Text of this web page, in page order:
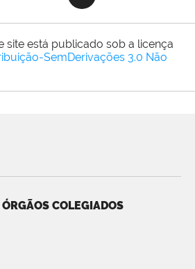
site está publicado sob a licença
SemDerivações 3.0 Não
COLEGIADOS